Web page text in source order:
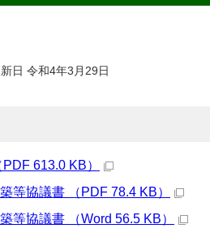
日 令和4年3月29日
613.0 KB）
等協議書 （PDF 78.4 KB）
等協議書 （Word 56.5 KB）